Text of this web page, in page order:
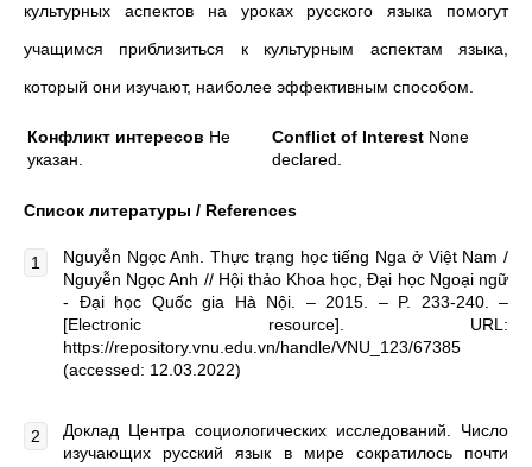
культурных аспектов на уроках русского языка помогут
учащимся приблизиться к культурным аспектам языка,
который они изучают, наиболее эффективным способом.
Конфликт интересов Не
указан.
Conflict of Interest None
declared.
Список литературы / References
Nguyễn Ngọc Anh. Thực trạng học tiếng Nga ở Việt Nam /
Nguyễn Ngọc Anh // Hội thảo Khoa học, Đại học Ngoại ngữ
- Đại học Quốc gia Hà Nội. – 2015. – P. 233-240. –
[Electronic resource]. URL:
https://repository.vnu.edu.vn/handle/VNU_123/67385
(accessed: 12.03.2022)
Доклад Центра социологических исследований. Число
изучающих русский язык в мире сократилось почти